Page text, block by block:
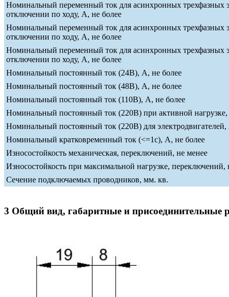
Номинальный переменный ток для асинхронных трехфазных
отключении по ходу, А, не более
Номинальный переменный ток для асинхронных трехфазных
отключении по ходу, А, не более
Номинальный переменный ток для асинхронных трехфазных
отключении по ходу, А, не более
Номинальный постоянный ток (24В), А, не более
Номинальный постоянный ток (48В), А, не более
Номинальный постоянный ток (110В), А, не более
Номинальный постоянный ток (220В) при активной
Номинальный постоянный ток (220В) для электродвигателей,
Номинальный кратковременный ток (<=1c), А, не более
Износостойкость механическая, переключений, не менее
Износостойкость при максимальной нагрузке, переключений,
Сечение подключаемых проводников, мм. кв.
3 Общий вид, габаритные и присоединительные